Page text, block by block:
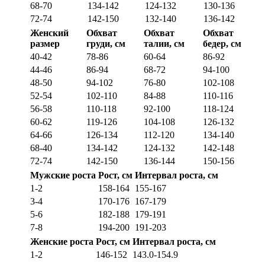
68-70
134-142 124-132
130-136
72-74
142-150 132-140
136-142
Женский
размер
Обхват
груди, см
Обхват
талии, см
Обхват
бедер, см
40-42
78-86 60-64
86-92
44-46
86-94 68-72
94-100
48-50
94-102 76-80
102-108
52-54
102-110 84-88
110-116
56-58
110-118 92-100
118-124
60-62
119-126 104-108
126-132
64-66
126-134 112-120
134-140
68-40
134-142 124-132
142-148
72-74
142-150 136-144
150-156
Мужские роста Рост, см Интервал роста, см
1-2
158-164 155-167
3-4
170-176 167-179
5-6
182-188 179-191
7-8
194-200 191-203
Женские роста Рост, см Интервал роста, см
1-2
146-152 143.0-154.9